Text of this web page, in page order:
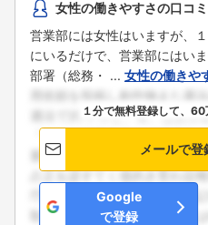
こちらの企業もフ
女性の働きやすさの口コミ
営業部には女性はいますが、
にいるだけで、営業部にはい
部署（総務・ ... 女性の働きや
１分で無料登録して、
メールで登
Google
で登録